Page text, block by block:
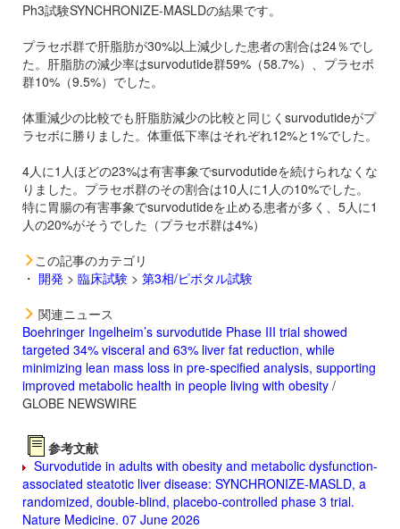
Ph3試験SYNCHRONIZE-MASLDの結果です。
プラセボ群で肝脂肪が30%以上減少した患者の割合は24％でし
た。肝脂肪の減少率はsurvodutide群59%（58.7%）、プラセボ
群10%（9.5%）でした。
体重減少の比較でも肝脂肪減少の比較と同じく survodutideがプ
ラセボに勝りました。体重低下率はそれぞれ12%と1%でした。
4人に1人ほどの23%は有害事象でsurvodutideを続けられなくな
りました。プラセボ群のその割合は10人に1人の10%でした。
特に胃腸の有害事象でsurvodutideを止める患者が多く、5人に1
人の20%がそうでした（プラセボ群は4%）
この記事のカテゴリ
・ 開発 > 臨床試験 > 第3相/ピボタル試験
関連ニュース
Boehringer Ingelheim’s survodutide Phase III trial showed
targeted 34% visceral and 63% liver fat reduction, while
minimizing lean mass loss in pre-specified analysis, supporting
improved metabolic health in people living with obesity /
GLOBE NEWSWIRE
参考文献
Survodutide in adults with obesity and metabolic dysfunction-
associated steatotic liver disease: SYNCHRONIZE-MASLD, a
randomized, double-blind, placebo-controlled phase 3 trial.
Nature Medicine. 07 June 2026